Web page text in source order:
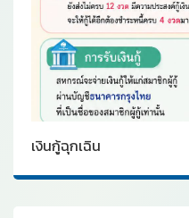
เงินกู้ฉุกเฉิน